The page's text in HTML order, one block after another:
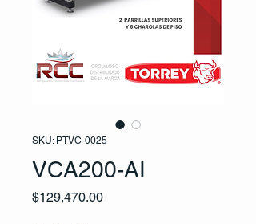
SKU: PTVC-0025
VCA200-AI
$129,470.00Precio